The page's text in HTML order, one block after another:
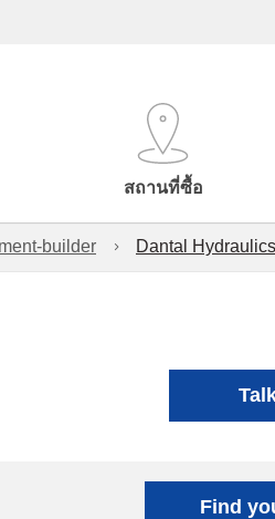
สถานที่ซื้อ
builder Dantal
Find